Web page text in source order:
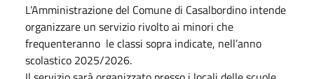
L’Amministrazione del Comune di Casalbordino intende
organizzare un servizio rivolto ai minori che
frequenteranno le classi sopra indicate, nell’anno
scolastico 2025/2026.